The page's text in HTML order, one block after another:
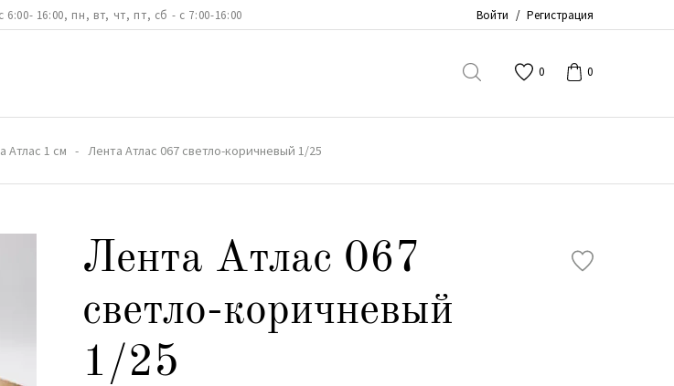
16:00, пн, вт, чт, пт, сб - с 7:00-16:00 Войти / Регистрация
0 0
Атлас 1 см Лента Атлас 067 светло-коричневый 1/25
Лента Атлас 067
светло-коричневый
1/25